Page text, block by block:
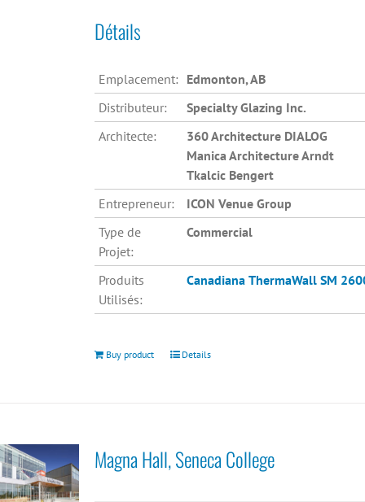
Détails
Emplacement: Edmonton, AB
Distributeur:
Specialty Glazing Inc.
Architecte:
360 Architecture DIALOG
Manica Architecture Arndt
Tkalcic Bengert
Entrepreneur:
ICON Venue Group
Type de
Projet:
Commercial
Produits
Utilisés:
Canadiana ThermaWall SM
Buy product Details
Magna Hall, Seneca College